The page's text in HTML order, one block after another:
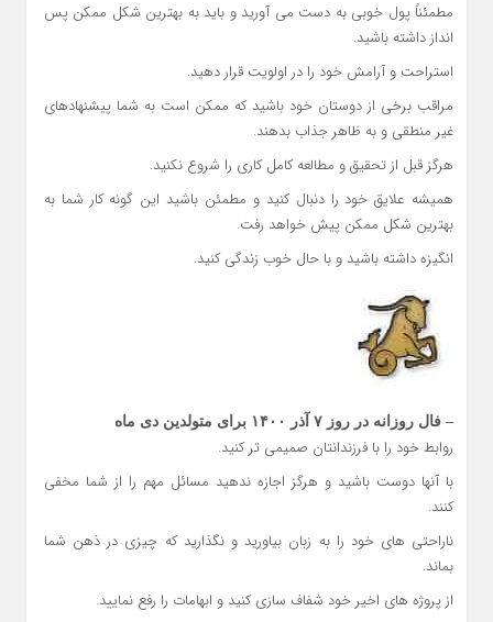
مطمئناً پول خوبی به دست می آورید و باید به بهترین شکل ممکن پس
انداز داشته باشید.
استراحت و آرامش خود را در اولویت قرار دهید.
مراقب برخی از دوستان خود باشید که ممکن است به شما پیشنهادهای
غیر منطقی و به ظاهر جذاب بدهند.
هرگز قبل از تحقیق و مطالعه کامل کاری را شروع نکنید.
همیشه علایق خود را دنبال کنید و مطمئن باشید این گونه کار شما به
بهترین شکل ممکن پیش خواهد رفت.
انگیزه داشته باشید و با حال خوب زندگی کنید.
– فال روزانه در روز ۷ آذر ۱۴۰۰ برای متولدین دی ماه
روابط خود را با فرزندانتان صمیمی تر کنید.
با آنها دوست باشید و هرگز اجازه ندهید مسائل مهم را از شما مخفی
کنند.
ناراحتی های خود را به زبان بیاورید و نگذارید که چیزی در ذهن شما
بماند.
از پروژه های اخیر خود شفاف سازی کنید و ابهامات را رفع نمایید.